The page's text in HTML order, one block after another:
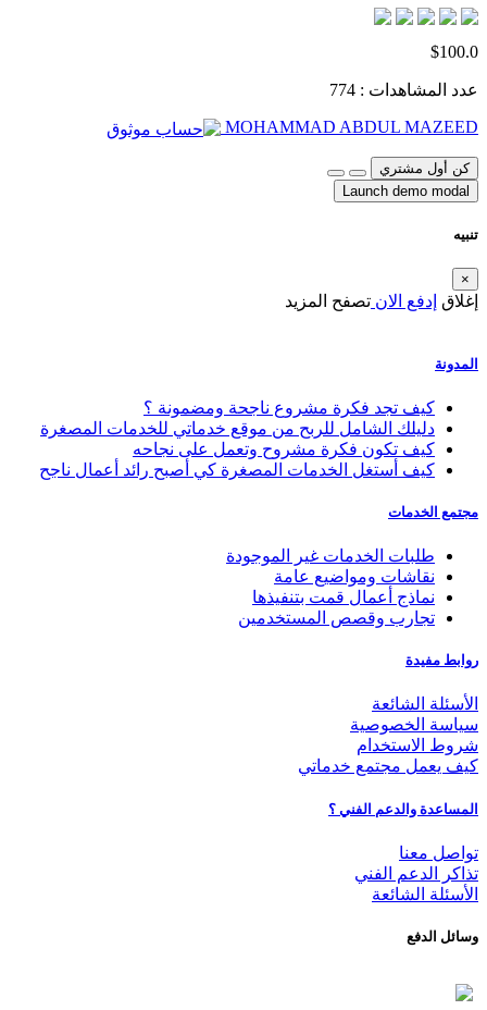
$100.0
عدد المشاهدات : 774
MOHAMMAD ABDUL MAZEED
كن أول مشتري
Launch demo modal
تنبيه
×
إغلاق إدفع الان تصفح المزيد
المدونة
كيف تجد فكرة مشروع ناجحة ومضمونة ؟
دليلك الشامل للربح من موقع خدماتي للخدمات المصغرة
كيف تكون فكرة مشروح وتعمل على نجاحه
كيف أستغل الخدمات المصغرة كي أصبح رائد أعمال ناجح
مجتمع الخدمات
طلبات الخدمات غير الموجودة
نقاشات ومواضيع عامة
نماذج أعمال قمت بتنفيذها
تجارب وقصص المستخدمين
روابط مفيدة
الأسئلة الشائعة
سياسة الخصوصية
شروط الاستخدام
كيف يعمل مجتمع خدماتي
المساعدة والدعم الفني ؟
تواصل معنا
تذاكر الدعم الفني
الأسئلة الشائعة
وسائل الدفع